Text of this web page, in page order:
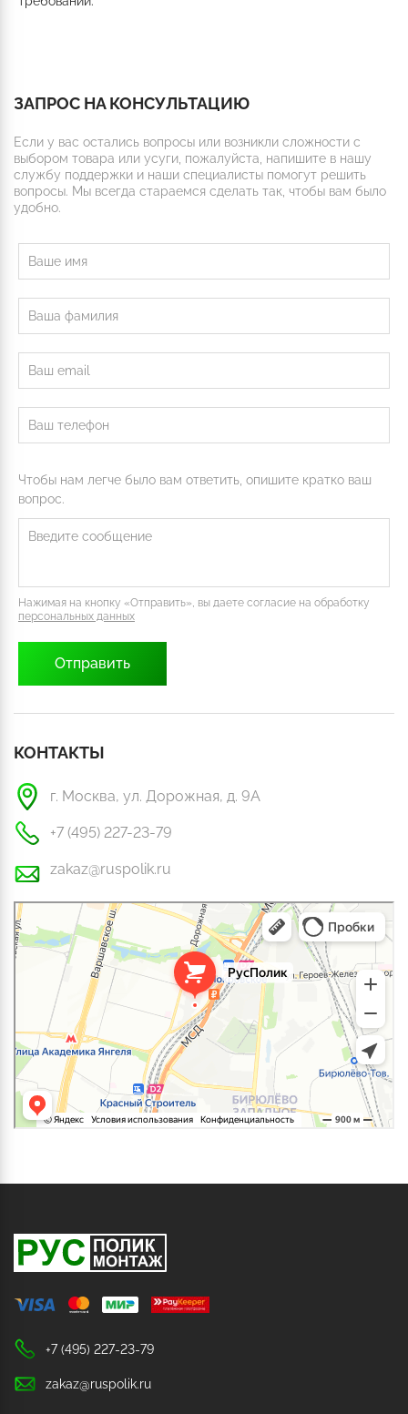
ЗАПРОС НА КОНСУЛЬТАЦИЮ
Если у вас остались вопросы или возникли сложности с
выбором товара или усуги, пожалуйста, напишите в нашу
службу поддержки и наши специалисты помогут решить
вопросы. Мы всегда стараемся сделать так, чтобы вам было
удобно.
Чтобы нам легче было вам ответить, опишите кратко ваш
вопрос.
Нажимая на кнопку «Отправить», вы даете согласие на обработку
персональных данных
КОНТАКТЫ
г. Москва, ул. Дорожная, д. 9А
+7 (495) 227-23-79
zakaz@ruspolik.ru
РусПолик
Оргстекло, поликарбонат в Москве
Строительные и отделочные работы в Москве
+7 (495) 227-23-79
zakaz@ruspolik.ru